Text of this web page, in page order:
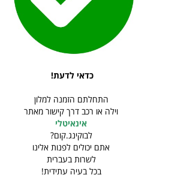
כדאי לדעת!
התחלתם הזמנה למלון
וילה או רכב דרך קישור מאתר
אינאיטלי
לבוקינג.קום?
אתם יכולים לפנות אלינו
לשרות בעברית
בכל בעיה עתידית!